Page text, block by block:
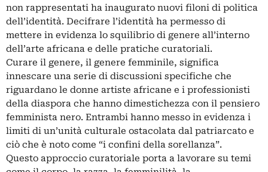
non rappresentati ha inaugurato nuovi filoni di politica
dell’identità. Decifrare l’identità ha permesso di
mettere in evidenza lo squilibrio di genere all’interno
dell’arte africana e delle pratiche curatoriali.
Curare il genere, il genere femminile, significa
innescare una serie di discussioni specifiche che
riguardano le donne artiste africane e i professionisti
della diaspora che hanno dimestichezza con il pensiero
femminista nero. Entrambi hanno messo in evidenza i
limiti di un’unità culturale ostacolata dal patriarcato e
ciò che è noto come “i confini della sorellanza”.
Questo approccio curatoriale porta a lavorare su temi